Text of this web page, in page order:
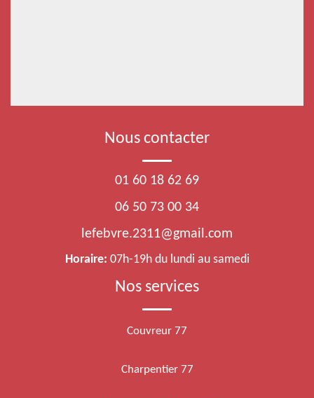
Nous contacter
01 60 18 62 69
06 50 73 00 34
lefebvre.2311@gmail.com
Horaire: 07h-19h du lundi au samedi
Nos services
Couvreur 77
Charpentier 77